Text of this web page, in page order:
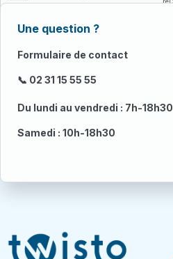
Une question ?
Formulaire de contact
📞 02 31 15 55 55
Du lundi au vendredi : 7h-18h30
Samedi : 10h-18h30